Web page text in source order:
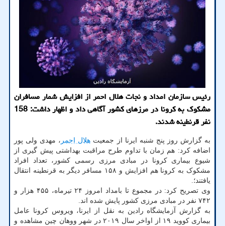
رئیس سازمان امداد و نجات هلال احمر از افزایش شمار مسافران
مشکوک به کرونا در مرزهای کشور آگاهی داد و اظهار داشت: 158
نفر قرنطینه شدند.
به گزارش روز پنج شنبه ایرنا از جمعیت هلال احمر ، مهدی ولی پور
اضافه کرد: هم زمان با تداوم طرح مراقبت بهداشتی پیش گیری از
شیوع بیماری کرونا در مبادی مرزی رسمی کشور، تعداد افراد
مشکوک به کرونا هم افزایش و ۱۵۸ مسافر دیگر به قرنطینه انتقال
یافتند؛.
وی تصریح کرد: در مجموع تا بامداد امروز ۲۴ تیرماه، ۴۵۵ هزار و
۷۴۲ نفر در مبادی مرزی کشور پایش شده اند.
به گزارش آزمایشگاه رادین به نقل از ایرنا، ویروس کرونا عامل
بیماری کووید ۱۹ از اواخر سال ۲۰۱۹ در شهر ووهان چین مشاهده و